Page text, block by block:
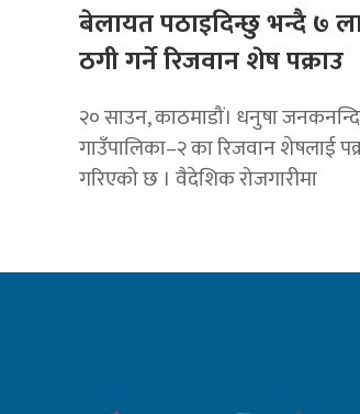
बेलायत पठाइदिन्छु भन्दै ७
ठगी गर्ने रिजवान शेष पक्राउ
२० साउन, काठमाडौं। धनुषा
गाउँपालिका–२ का रिजवान शेषलाई
गरिएको छ । वैदेशिक रोजगारीमा